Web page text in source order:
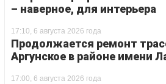
– наверное, для интерьера
17:10, 6 августа 2026 года
Продолжается ремонт
Аргунское в районе имени
17:00, 6 августа 2026 года